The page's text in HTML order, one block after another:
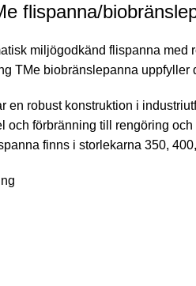
flispanna/
miljögodkänd flispanna med
TMe biobränslepanna uppfyller
en robust konstruktion i
och förbränning till rengöring
finns i storlekarna 350,